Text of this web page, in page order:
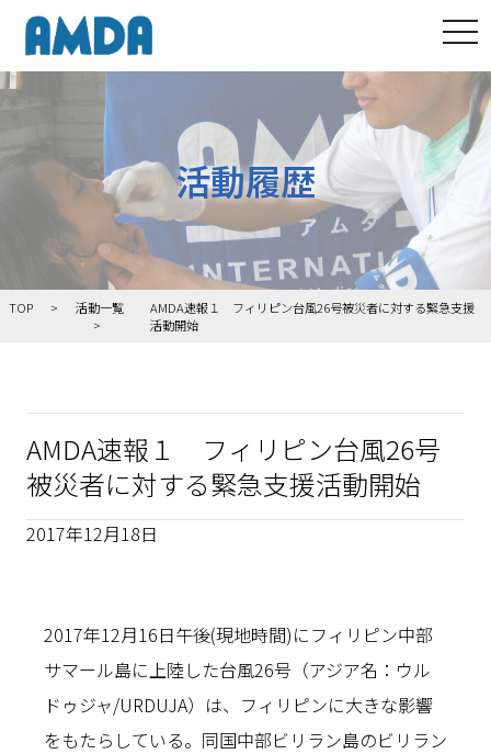
活動履歴
TOP 活動一覧
AMDA速報１ フィリピン台風26号被災者に対する緊急支援
活動開始
AMDA速報１ フィリピン台風26号
被災者に対する緊急支援活動開始
2017年12月18日
2017年12月16日午後(現地時間)にフィリピン中部
サマール島に上陸した台風26号（アジア名：ウル
ドゥジャ/URDUJA）は、フィリピンに大きな影響
をもたらしている。同国中部ビリラン島のビリラン